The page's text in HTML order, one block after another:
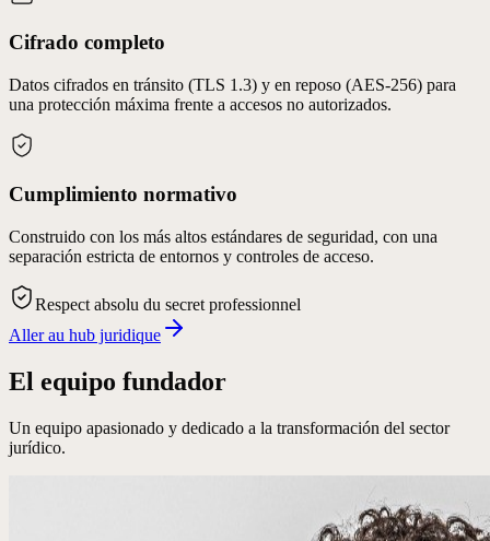
Cifrado completo
Datos cifrados en tránsito (TLS 1.3) y en reposo (AES-256) para
una protección máxima frente a accesos no autorizados.
Cumplimiento normativo
Construido con los más altos estándares de seguridad, con una
separación estricta de entornos y controles de acceso.
Respect absolu du secret professionnel
Aller au hub juridique
El equipo fundador
Un equipo apasionado y dedicado a la transformación del sector
jurídico.